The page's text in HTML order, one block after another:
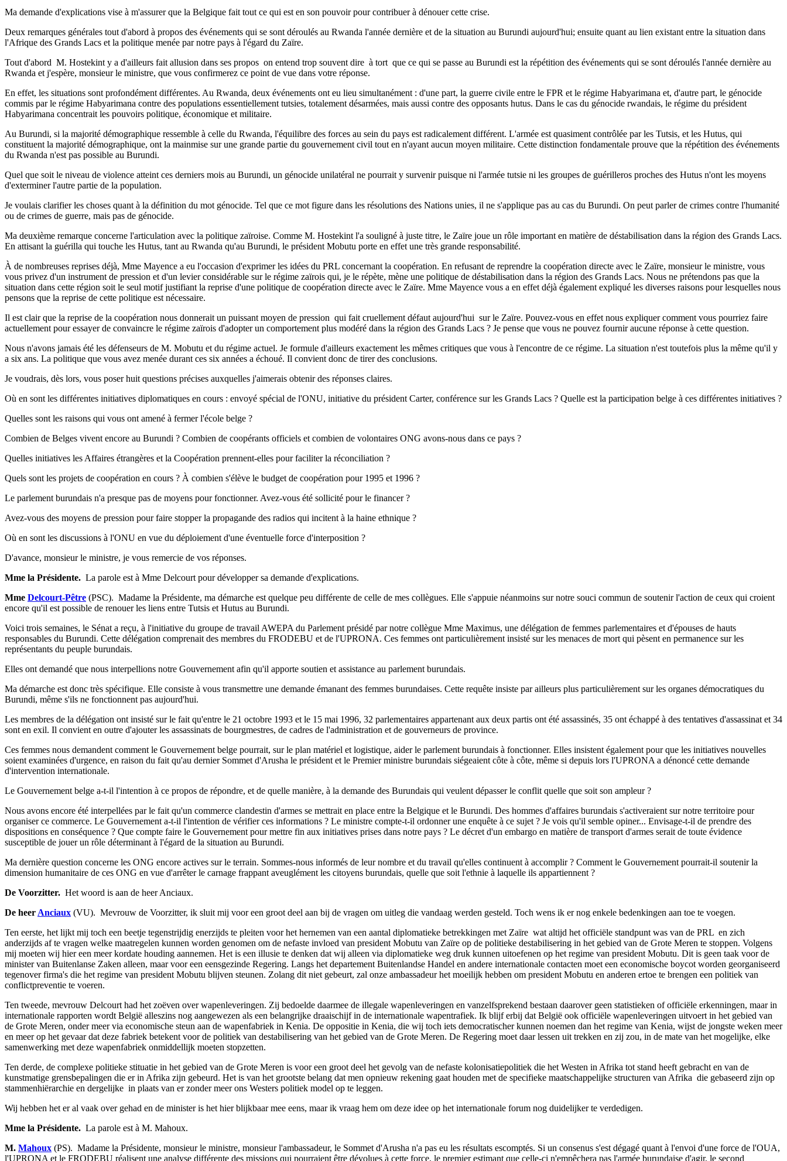
Ma demande d'explications vise à m'assurer que la Belgique fait tout ce qui est en son pouvoir pour contribuer à dénouer cette crise.
Deux remarques générales tout d'abord à propos des événements qui se sont déroulés au Rwanda l'année dernière et de la situation au Burundi aujourd'hui; ensuite quant au lien existant entre la situation dans
l'Afrique des Grands Lacs et la politique menée par notre pays à l'égard du Zaïre.
Tout d'abord ­ M. Hostekint y a d'ailleurs fait allusion dans ses propos ­ on entend trop souvent dire ­ à tort ­ que ce qui se passe au Burundi est la répétition des événements qui se sont déroulés l'année dernière au
Rwanda et j'espère, monsieur le ministre, que vous confirmerez ce point de vue dans votre réponse.
En effet, les situations sont profondément différentes. Au Rwanda, deux événements ont eu lieu simultanément : d'une part, la guerre civile entre le FPR et le régime Habyarimana et, d'autre part, le génocide
commis par le régime Habyarimana contre des populations essentiellement tutsies, totalement désarmées, mais aussi contre des opposants hutus. Dans le cas du génocide rwandais, le régime du président
Habyarimana concentrait les pouvoirs politique, économique et militaire.
Au Burundi, si la majorité démographique ressemble à celle du Rwanda, l'équilibre des forces au sein du pays est radicalement différent. L'armée est quasiment contrôlée par les Tutsis, et les Hutus, qui
constituent la majorité démographique, ont la mainmise sur une grande partie du gouvernement civil tout en n'ayant aucun moyen militaire. Cette distinction fondamentale prouve que la répétition des événements
du Rwanda n'est pas possible au Burundi.
Quel que soit le niveau de violence atteint ces derniers mois au Burundi, un génocide unilatéral ne pourrait y survenir puisque ni l'armée tutsie ni les groupes de guérilleros proches des Hutus n'ont les moyens
d'exterminer l'autre partie de la population.
Je voulais clarifier les choses quant à la définition du mot génocide. Tel que ce mot figure dans les résolutions des Nations unies, il ne s'applique pas au cas du Burundi. On peut parler de crimes contre l'humanité
ou de crimes de guerre, mais pas de génocide.
Ma deuxième remarque concerne l'articulation avec la politique zaïroise. Comme M. Hostekint l'a souligné à juste titre, le Zaïre joue un rôle important en matière de déstabilisation dans la région des Grands Lacs.
En attisant la guérilla qui touche les Hutus, tant au Rwanda qu'au Burundi, le président Mobutu porte en effet une très grande responsabilité.
À de nombreuses reprises déjà, Mme Mayence a eu l'occasion d'exprimer les idées du PRL concernant la coopération. En refusant de reprendre la coopération directe avec le Zaïre, monsieur le ministre, vous
vous privez d'un instrument de pression et d'un levier considérable sur le régime zaïrois qui, je le répète, mène une politique de déstabilisation dans la région des Grands Lacs. Nous ne prétendons pas que la
situation dans cette région soit le seul motif justifiant la reprise d'une politique de coopération directe avec le Zaïre. Mme Mayence vous a en effet déjà également expliqué les diverses raisons pour lesquelles nous
pensons que la reprise de cette politique est nécessaire.
Il est clair que la reprise de la coopération nous donnerait un puissant moyen de pression ­ qui fait cruellement défaut aujourd'hui ­ sur le Zaïre. Pouvez-vous en effet nous expliquer comment vous pourriez faire
actuellement pour essayer de convaincre le régime zaïrois d'adopter un comportement plus modéré dans la région des Grands Lacs ? Je pense que vous ne pouvez fournir aucune réponse à cette question.
Nous n'avons jamais été les défenseurs de M. Mobutu et du régime actuel. Je formule d'ailleurs exactement les mêmes critiques que vous à l'encontre de ce régime. La situation n'est toutefois plus la même qu'il y
a six ans. La politique que vous avez menée durant ces six années a échoué. Il convient donc de tirer des conclusions.
Je voudrais, dès lors, vous poser huit questions précises auxquelles j'aimerais obtenir des réponses claires.
Où en sont les différentes initiatives diplomatiques en cours : envoyé spécial de l'ONU, initiative du président Carter, conférence sur les Grands Lacs ? Quelle est la participation belge à ces différentes initiatives ?
Quelles sont les raisons qui vous ont amené à fermer l'école belge ?
Combien de Belges vivent encore au Burundi ? Combien de coopérants officiels et combien de volontaires ONG avons-nous dans ce pays ?
Quelles initiatives les Affaires étrangères et la Coopération prennent-elles pour faciliter la réconciliation ?
Quels sont les projets de coopération en cours ? À combien s'élève le budget de coopération pour 1995 et 1996 ?
Le parlement burundais n'a presque pas de moyens pour fonctionner. Avez-vous été sollicité pour le financer ?
Avez-vous des moyens de pression pour faire stopper la propagande des radios qui incitent à la haine ethnique ?
Où en sont les discussions à l'ONU en vue du déploiement d'une éventuelle force d'interposition ?
D'avance, monsieur le ministre, je vous remercie de vos réponses.
Mme la Présidente. ­ La parole est à Mme Delcourt pour développer sa demande d'explications.
Mme Delcourt-Pêtre (PSC). ­ Madame la Présidente, ma démarche est quelque peu différente de celle de mes collègues. Elle s'appuie néanmoins sur notre souci commun de soutenir l'action de ceux qui croient
encore qu'il est possible de renouer les liens entre Tutsis et Hutus au Burundi.
Voici trois semaines, le Sénat a reçu, à l'initiative du groupe de travail AWEPA du Parlement présidé par notre collègue Mme Maximus, une délégation de femmes parlementaires et d'épouses de hauts
responsables du Burundi. Cette délégation comprenait des membres du FRODEBU et de l'UPRONA. Ces femmes ont particulièrement insisté sur les menaces de mort qui pèsent en permanence sur les
représentants du peuple burundais.
Elles ont demandé que nous interpellions notre Gouvernement afin qu'il apporte soutien et assistance au parlement burundais.
Ma démarche est donc très spécifique. Elle consiste à vous transmettre une demande émanant des femmes burundaises. Cette requête insiste par ailleurs plus particulièrement sur les organes démocratiques du
Burundi, même s'ils ne fonctionnent pas aujourd'hui.
Les membres de la délégation ont insisté sur le fait qu'entre le 21 octobre 1993 et le 15 mai 1996, 32 parlementaires appartenant aux deux partis ont été assassinés, 35 ont échappé à des tentatives d'assassinat et 34
sont en exil. Il convient en outre d'ajouter les assassinats de bourgmestres, de cadres de l'administration et de gouverneurs de province.
Ces femmes nous demandent comment le Gouvernement belge pourrait, sur le plan matériel et logistique, aider le parlement burundais à fonctionner. Elles insistent également pour que les initiatives nouvelles
soient examinées d'urgence, en raison du fait qu'au dernier Sommet d'Arusha le président et le Premier ministre burundais siégeaient côte à côte, même si depuis lors l'UPRONA a dénoncé cette demande
d'intervention internationale.
Le Gouvernement belge a-t-il l'intention à ce propos de répondre, et de quelle manière, à la demande des Burundais qui veulent dépasser le conflit quelle que soit son ampleur ?
Nous avons encore été interpellées par le fait qu'un commerce clandestin d'armes se mettrait en place entre la Belgique et le Burundi. Des hommes d'affaires burundais s'activeraient sur notre territoire pour
organiser ce commerce. Le Gouvernement a-t-il l'intention de vérifier ces informations ? Le ministre compte-t-il ordonner une enquête à ce sujet ? Je vois qu'il semble opiner... Envisage-t-il de prendre des
dispositions en conséquence ? Que compte faire le Gouvernement pour mettre fin aux initiatives prises dans notre pays ? Le décret d'un embargo en matière de transport d'armes serait de toute évidence
susceptible de jouer un rôle déterminant à l'égard de la situation au Burundi.
Ma dernière question concerne les ONG encore actives sur le terrain. Sommes-nous informés de leur nombre et du travail qu'elles continuent à accomplir ? Comment le Gouvernement pourrait-il soutenir la
dimension humanitaire de ces ONG en vue d'arrêter le carnage frappant aveuglément les citoyens burundais, quelle que soit l'ethnie à laquelle ils appartiennent ?
De Voorzitter. ­ Het woord is aan de heer Anciaux.
De heer Anciaux (VU). ­ Mevrouw de Voorzitter, ik sluit mij voor een groot deel aan bij de vragen om uitleg die vandaag werden gesteld. Toch wens ik er nog enkele bedenkingen aan toe te voegen.
Ten eerste, het lijkt mij toch een beetje tegenstrijdig enerzijds te pleiten voor het hernemen van een aantal diplomatieke betrekkingen met Zaïre ­ wat altijd het officiële standpunt was van de PRL ­ en zich
anderzijds af te vragen welke maatregelen kunnen worden genomen om de nefaste invloed van president Mobutu van Zaïre op de politieke destabilisering in het gebied van de Grote Meren te stoppen. Volgens
mij moeten wij hier een meer kordate houding aannemen. Het is een illusie te denken dat wij alleen via diplomatieke weg druk kunnen uitoefenen op het regime van president Mobutu. Dit is geen taak voor de
minister van Buitenlanse Zaken alleen, maar voor een eensgezinde Regering. Langs het departement Buitenlandse Handel en andere internationale contacten moet een economische boycot worden georganiseerd
tegenover firma's die het regime van president Mobutu blijven steunen. Zolang dit niet gebeurt, zal onze ambassadeur het moeilijk hebben om president Mobutu en anderen ertoe te brengen een politiek van
conflictpreventie te voeren.
Ten tweede, mevrouw Delcourt had het zoëven over wapenleveringen. Zij bedoelde daarmee de illegale wapenleveringen en vanzelfsprekend bestaan daarover geen statistieken of officiële erkenningen, maar in
internationale rapporten wordt België alleszins nog aangewezen als een belangrijke draaischijf in de internationale wapentrafiek. Ik blijf erbij dat België ook officiële wapenleveringen uitvoert in het gebied van
de Grote Meren, onder meer via economische steun aan de wapenfabriek in Kenia. De oppositie in Kenia, die wij toch iets democratischer kunnen noemen dan het regime van Kenia, wijst de jongste weken meer
en meer op het gevaar dat deze fabriek betekent voor de politiek van destabilisering van het gebied van de Grote Meren. De Regering moet daar lessen uit trekken en zij zou, in de mate van het mogelijke, elke
samenwerking met deze wapenfabriek onmiddellijk moeten stopzetten.
Ten derde, de complexe politieke stituatie in het gebied van de Grote Meren is voor een groot deel het gevolg van de nefaste kolonisatiepolitiek die het Westen in Afrika tot stand heeft gebracht en van de
kunstmatige grensbepalingen die er in Afrika zijn gebeurd. Het is van het grootste belang dat men opnieuw rekening gaat houden met de specifieke maatschappelijke structuren van Afrika ­ die gebaseerd zijn op
stammenhiërarchie en dergelijke ­ in plaats van er zonder meer ons Westers politiek model op te leggen.
Wij hebben het er al vaak over gehad en de minister is het hier blijkbaar mee eens, maar ik vraag hem om deze idee op het internationale forum nog duidelijker te verdedigen.
Mme la Présidente. ­ La parole est à M. Mahoux.
M. Mahoux (PS). ­ Madame la Présidente, monsieur le ministre, monsieur l'ambassadeur, le Sommet d'Arusha n'a pas eu les résultats escomptés. Si un consenus s'est dégagé quant à l'envoi d'une force de l'OUA,
l'UPRONA et le FRODEBU réalisent une analyse différente des missions qui pourraient être dévolues à cette force, le premier estimant que celle-ci n'empêchera pas l'armée burundaise d'agir, le second